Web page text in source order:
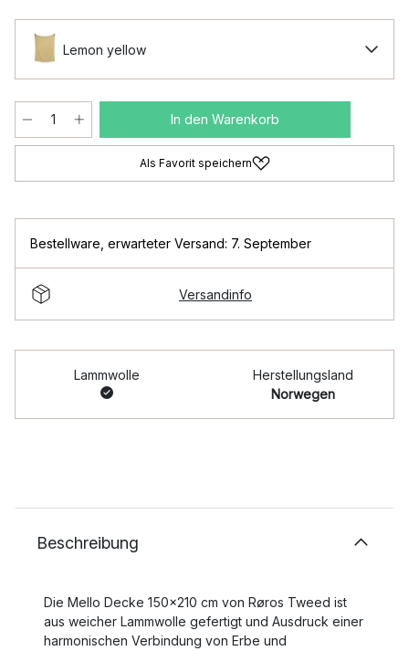
Lemon yellow
In den Warenkorb
Als Favorit speichern
Bestellware erwarteter Versand: 7. September
Versandinfo
Lammwolle
Herstellungsland
Norwegen
Beschreibung
Die Mello Decke 150x210 cm von Røros Tweed ist
aus weicher Lammwolle gefertigt und Ausdruck einer
harmonischen Verbindung von Erbe und